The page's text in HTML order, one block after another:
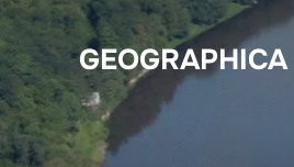
Aller
au
contenu
GEOGRAPHICA